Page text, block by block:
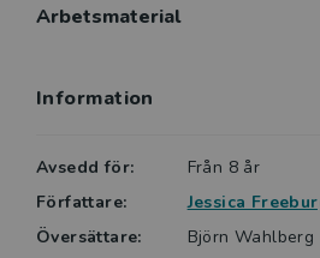
och verktyg för att bemästra
Arbetsmaterial
Information
Avsedd för:
Från 8 år
Författare:
Jessica
Översättare:
Björn Wahlberg